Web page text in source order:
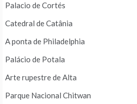
Palacio de Cortés
Catedral de Catânia
A ponta de Philadelphia
Palácio de Potala
Arte rupestre de Alta
Parque Nacional Chitwan